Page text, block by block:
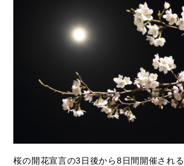
桜の開花宣言の3日後から8日間開催される